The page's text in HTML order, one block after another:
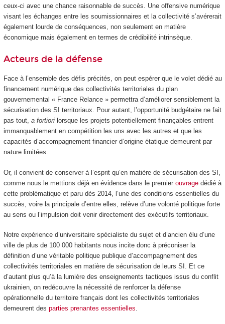
ceux-ci avec une chance raisonnable de succès. Une offensive numérique
visant les échanges entre les soumissionnaires et la collectivité s’avérerait
également lourde de conséquences, non seulement en matière
économique mais également en termes de crédibilité intrinsèque.
Acteurs de la défense
Face à l’ensemble des défis précités, on peut espérer que le volet dédié au
financement numérique des collectivités territoriales du plan
gouvernemental « France Relance » permettra d’améliorer sensiblement la
sécurisation des SI territoriaux. Pour autant, l’opportunité budgétaire ne fait
pas tout, a fortiorilorsque les projets potentiellement finançables entrent
immanquablement en compétition les uns avec les autres et que les
capacités d’accompagnement financier d’origine étatique demeurent par
nature limitées.
Or, il convient de conserver à l’esprit qu’en matière de sécurisation des SI,
comme nous le mettions déjà en évidence dans le premier ouvragedédié à
cette problématique et paru dès 2014, l’une des conditions essentielles du
succès, voire la principale d’entre elles, relève d’une volonté politique forte
au sens ou l’impulsion doit venir directement des exécutifs territoriaux.
Notre expérience d’universitaire spécialiste du sujet et d’ancien élu d’une
ville de plus de 100 000 habitants nous incite donc à préconiser la
définition d’une véritable politique publique d’accompagnement des
collectivités territoriales en matière de sécurisation de leurs SI. Et ce
d’autant plus qu’à la lumière des enseignements tactiques issus du conflit
ukrainien, on redécouvre la nécessité de renforcer la défense
opérationnelle du territoire français dont les collectivités territoriales
demeurent des parties prenantes essentielles.